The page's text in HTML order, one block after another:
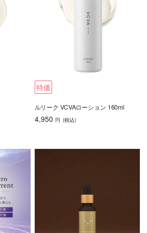
特価
ルリーク VCVAローション 160ml
4,950 円 (税込)